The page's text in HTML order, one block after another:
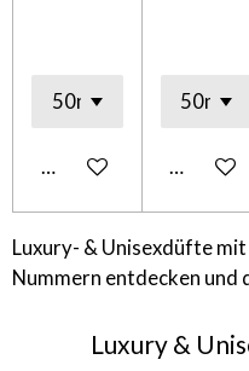
In den WarenkorbIn den
Luxury- & Unisexdüfte
Nummern entdecken und
Luxury &